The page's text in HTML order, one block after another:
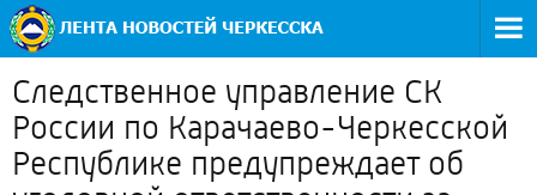
Следственное управление СК
России по Карачаево-Черкесской
Республике предупреждает об